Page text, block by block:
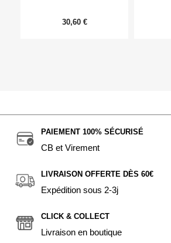
30,60 €
PAIEMENT 100% SÉCURISÉ
CB et Virement
LIVRAISON OFFERTE DÈS 60€
Expédition sous 2-3j
CLICK & COLLECT
Livraison en boutique